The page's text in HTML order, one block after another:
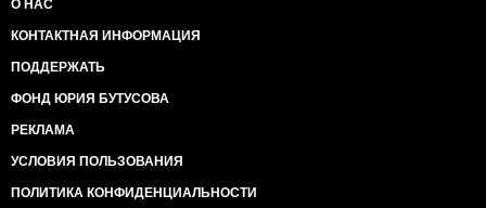
О НАС
КОНТАКТНАЯ ИНФОРМАЦИЯ
ПОДДЕРЖАТЬ
ФОНД ЮРИЯ БУТУСОВА
РЕКЛАМА
УСЛОВИЯ ПОЛЬЗОВАНИЯ
ПОЛИТИКА КОНФИДЕНЦИАЛЬНОСТИ